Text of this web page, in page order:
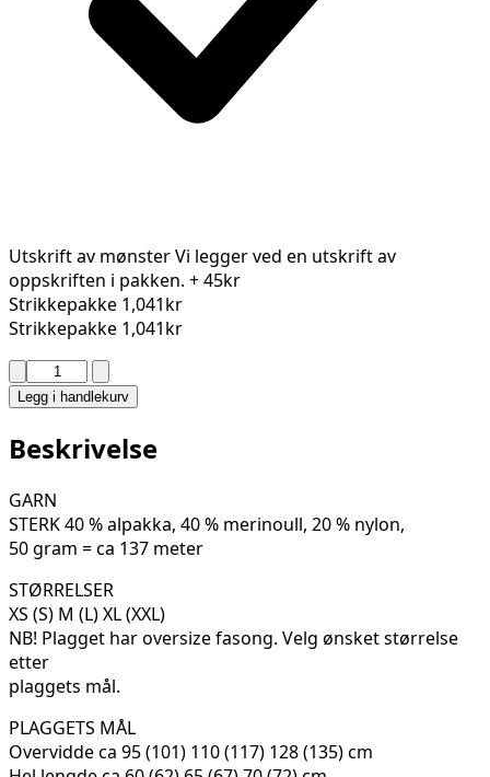
Utskrift av mønsterVi legger ved en utskrift av
oppskriften i pakken. + 45kr
Strikkepakke 1,041kr
Strikkepakke 1,041kr
ELLOIS
GENSER
138-
04A
antall
Legg i handlekurv
Beskrivelse
GARN
STERK 40 % alpakka, 40 % merinoull, 20 % nylon,
50 gram = ca 137 meter
STØRRELSER
XS (S) M (L) XL (XXL)
NB! Plagget har oversize fasong. Velg ønsket størrelse
etter
plaggets mål.
PLAGGETS MÅL
Overvidde ca 95 (101) 110 (117) 128 (135) cm